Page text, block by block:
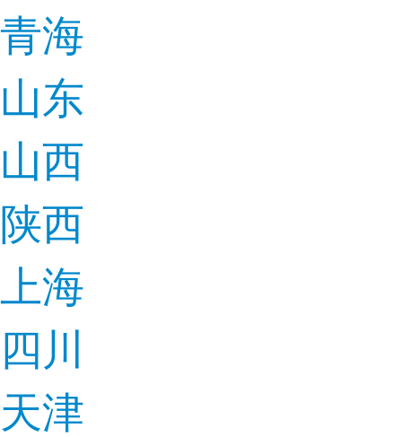
青海
山东
山西
陕西
上海
四川
天津